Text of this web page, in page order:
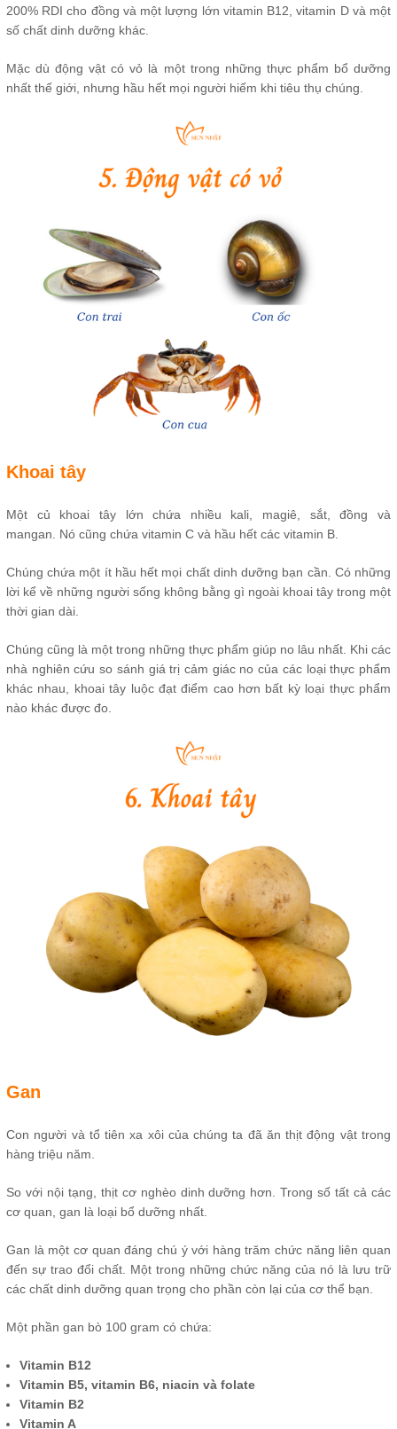
200% RDI cho đồng và một lượng lớn vitamin B12, vitamin D và một
số chất dinh dưỡng khác.
Mặc dù động vật có vỏ là một trong những thực phẩm bổ dưỡng
nhất thế giới, nhưng hầu hết mọi người hiếm khi tiêu thụ chúng.
Khoai tây
Một củ khoai tây lớn chứa nhiều kali, magiê, sắt, đồng và
mangan. Nó cũng chứa vitamin C và hầu hết các vitamin B.
Chúng chứa một ít hầu hết mọi chất dinh dưỡng bạn cần. Có những
lời kể về những người sống không bằng gì ngoài khoai tây trong một
thời gian dài.
Chúng cũng là một trong những thực phẩm giúp no lâu nhất. Khi các
nhà nghiên cứu so sánh giá trị cảm giác no của các loại thực phẩm
khác nhau, khoai tây luộc đạt điểm cao hơn bất kỳ loại thực phẩm
nào khác được đo.
Gan
Con người và tổ tiên xa xôi của chúng ta đã ăn thịt động vật trong
hàng triệu năm.
So với nội tạng, thịt cơ nghèo dinh dưỡng hơn. Trong số tất cả các
cơ quan, gan là loại bổ dưỡng nhất.
Gan là một cơ quan đáng chú ý với hàng trăm chức năng liên quan
đến sự trao đổi chất. Một trong những chức năng của nó là lưu trữ
các chất dinh dưỡng quan trọng cho phần còn lại của cơ thể bạn.
Một phần gan bò 100 gram có chứa:
Vitamin B12
Vitamin B5, vitamin B6, niacin và folate
Vitamin B2
Vitamin A